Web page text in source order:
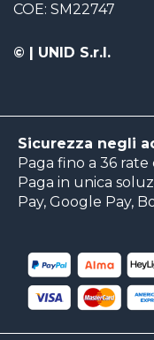
COE: SM22747
© | UNID S.r.l.
Sicurezza negli
Paga fino a 36
Paga in unica
Pay, Google Pay,